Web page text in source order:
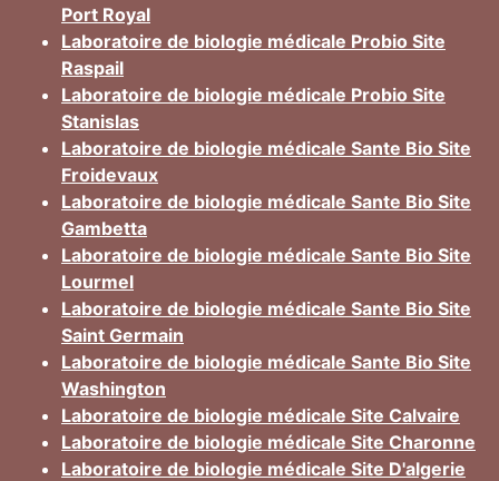
Port Royal
Laboratoire de biologie médicale Probio Site
Raspail
Laboratoire de biologie médicale Probio Site
Stanislas
Laboratoire de biologie médicale Sante Bio Site
Froidevaux
Laboratoire de biologie médicale Sante Bio Site
Gambetta
Laboratoire de biologie médicale Sante Bio Site
Lourmel
Laboratoire de biologie médicale Sante Bio Site
Saint Germain
Laboratoire de biologie médicale Sante Bio Site
Washington
Laboratoire de biologie médicale Site Calvaire
Laboratoire de biologie médicale Site Charonne
Laboratoire de biologie médicale Site D'algerie